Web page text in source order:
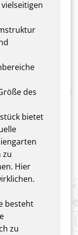
des
bietet
zu
Hier
besteht
zu